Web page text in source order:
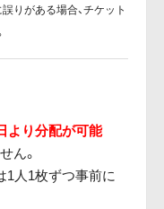
りがある場合、チケット
より分配が可能
ん。
1人1枚ずつ事前に